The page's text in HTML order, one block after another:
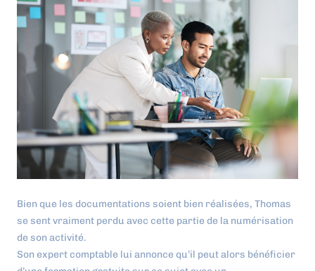
Bien que les documentations soient bien réalisées, Thomas
se sent vraiment perdu avec cette partie de la numérisation
de son activité.
Son expert comptable lui annonce qu’il peut alors bénéficier